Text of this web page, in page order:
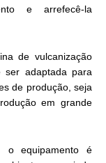
e arrefecê-la
de vulcanização
ser adaptada para
de produção, seja
em grande
o equipamento é